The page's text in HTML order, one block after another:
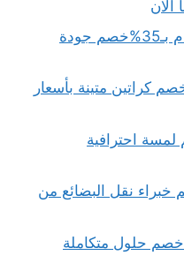
الان
ارخص شركة نقل عفش بالدمام بـ35%خصم جودة
نقل عفش مكة بـ35%خصم كراتين متينة بأسعار
بـ30%خصم لمسة احترافية
جدة بـ35%خصم خبراء نقل البضائع من
جدة السامر بـ35%خصم حلول متكاملة